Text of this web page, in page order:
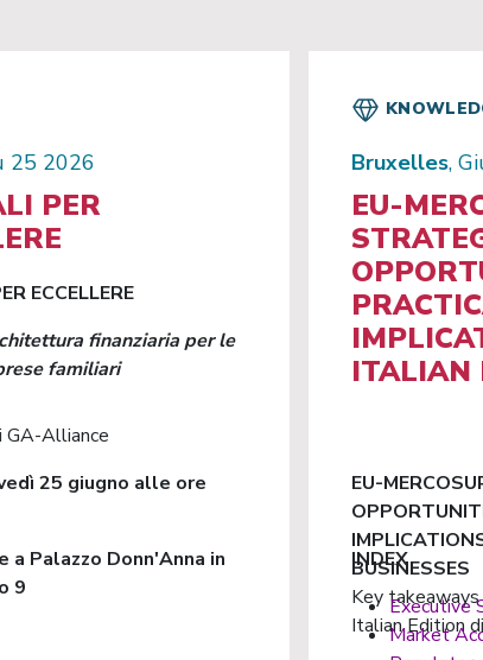
25 2026
PER
ECCELLERE
finanziaria per le
familiari
GA-Alliance
25 giugno alle ore
a Palazzo Donn'Anna in
9
Bruxelles,
EU-
ITALIAN
EU-
BUSINESSES
Key
Italian Edition
INDEX
Executive
Market